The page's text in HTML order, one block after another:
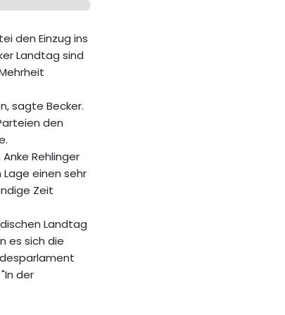
den Einzug ins
Landtag sind
sagte Becker.
den
Rehlinger
Lage einen sehr
Zeit
Landtag
es sich die
der